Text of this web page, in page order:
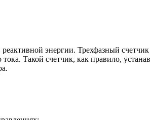
энергии. Трехфазный
Такой счетчик, как правило,